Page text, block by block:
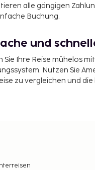
alle gängigen
Buchung.
und
Sie Ihre Reise mühelos
Nutzen Sie
zu vergleichen und